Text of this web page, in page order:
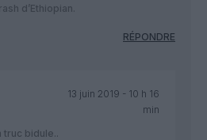
d’Ethiopian.
RÉPONDRE
13 juin 2019 - 10 h 16
min
bidule..